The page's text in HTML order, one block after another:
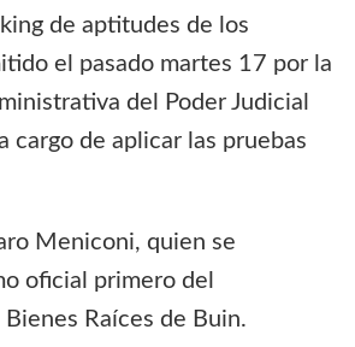
de aptitudes de los
el pasado martes 17 por la
del Poder Judicial
cargo de aplicar las pruebas
Meniconi, quien se
oficial primero del
Raíces de Buin.